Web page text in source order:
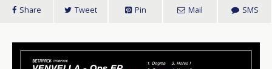
Share Tweet Pin Mail SMS